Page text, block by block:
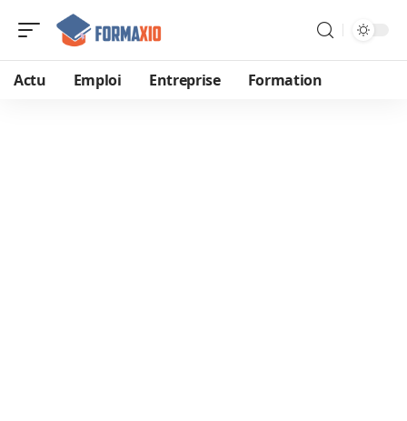
Actu Emploi Entreprise Formation